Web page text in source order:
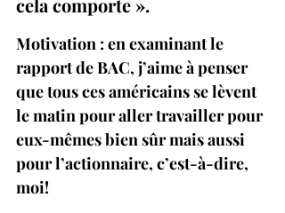
Motivation : en examinant le
rapport de BAC, j’aime à penser
que tous ces américains se lèvent
le matin pour aller travailler pour
eux-mêmes bien sûr mais aussi
pour l’actionnaire, c’est-à-dire,
moi!